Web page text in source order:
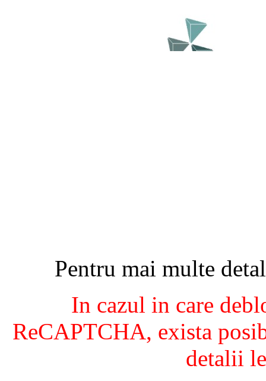
Pentru mai multe
In cazul in care
ReCAPTCHA, exista
detalii